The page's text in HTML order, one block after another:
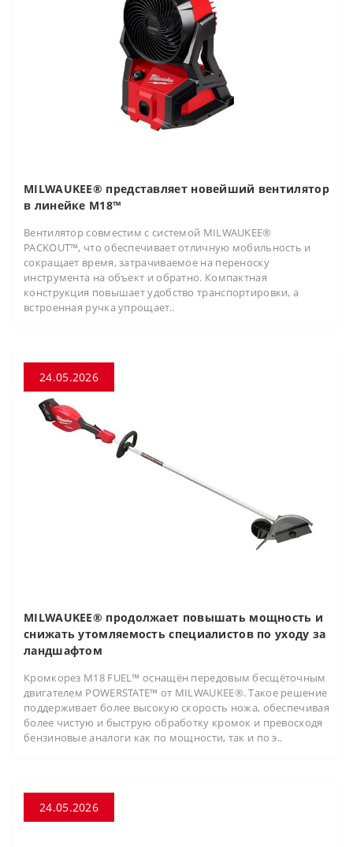
MILWAUKEE® представляет новейший вентилятор
в линейке M18™
Вентилятор совместим с системой MILWAUKEE®
PACKOUT™, что обеспечивает отличную мобильность и
сокращает время, затрачиваемое на переноску
инструмента на объект и обратно. Компактная
конструкция повышает удобство транспортировки, а
встроенная ручка упрощает..
24.05.2026
MILWAUKEE® продолжает повышать мощность и
снижать утомляемость специалистов по уходу за
ландшафтом
Кромкорез M18 FUEL™ оснащён передовым бесщёточным
двигателем POWERSTATE™ от MILWAUKEE®. Такое решение
поддерживает более высокую скорость ножа, обеспечивая
более чистую и быструю обработку кромок и превосходя
бензиновые аналоги как по мощности, так и по э..
24.05.2026